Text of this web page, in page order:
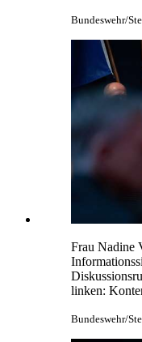
Bundeswehr/
Frau Nadine
linken:
Bundeswehr/